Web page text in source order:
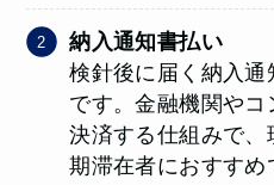
納入通知書払い
検針後に届く納入
です。金融機関や
決済する仕組みで
期滞在者におすすめ